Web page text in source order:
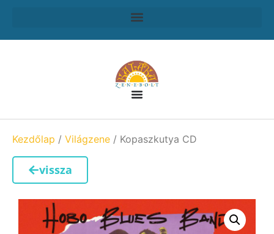
Kezdőlap / Világzene / Kopaszkutya CD
vissza